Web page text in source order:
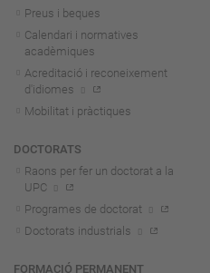
Preus i beques
Calendari i normatives
acadèmiques
Acreditació i reconeixement
d'idiomes
Mobilitat i pràctiques
DOCTORATS
Raons per fer un doctorat a la
UPC
Programes de doctorat
Doctorats industrials
FORMACIÓ PERMANENT